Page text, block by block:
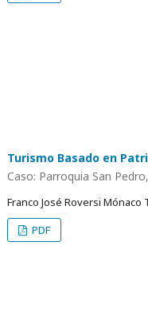
Turismo Basado en
Caso: Parroquia San
Franco José Roversi Mónaco
PDF